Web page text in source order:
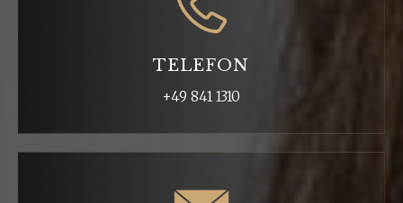
TELEFON
+49 841 1310